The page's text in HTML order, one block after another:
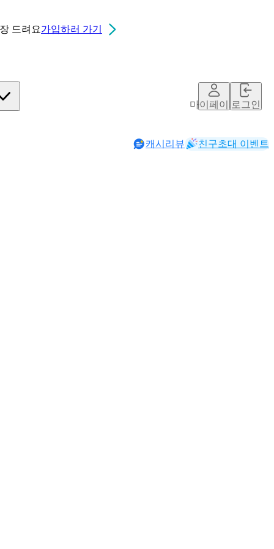
드려요가입하러 가기
마이페이지로그인
캐시리뷰 친구초대 이벤트